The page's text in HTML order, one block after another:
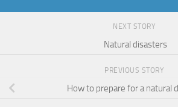
NEXT STORY
Natural disasters
PREVIOUS STORY
How to prepare for a natural